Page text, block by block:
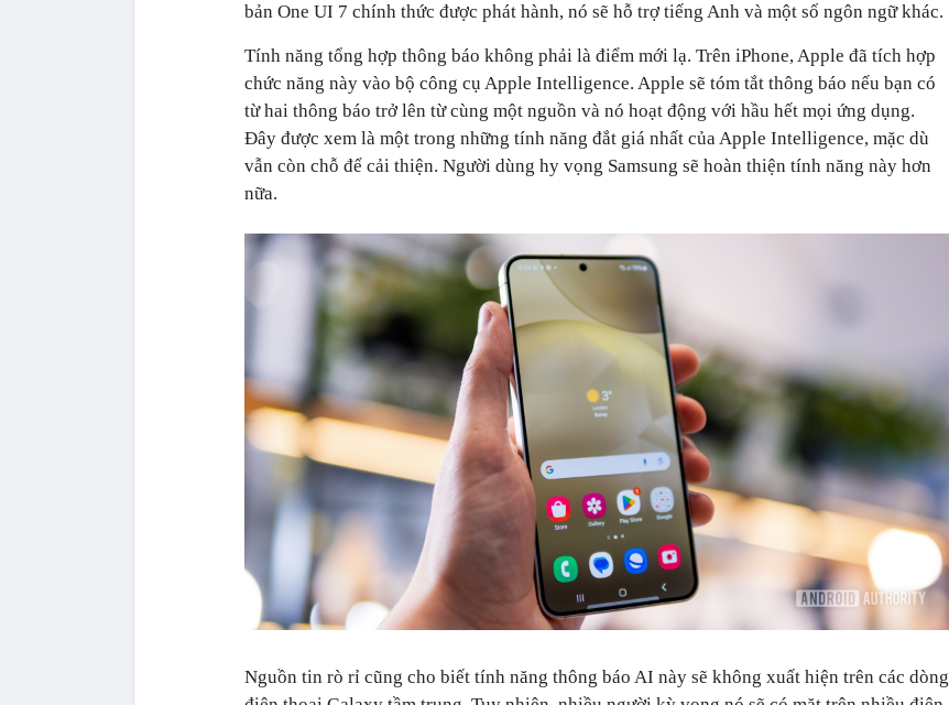
bản One UI 7 chính thức được phát hành, nó sẽ hỗ trợ tiếng Anh và một số ngôn ngữ khác.
Tính năng tổng hợp thông báo không phải là điểm mới lạ. Trên iPhone, Apple đã tích hợp
chức năng này vào bộ công cụ Apple Intelligence. Apple sẽ tóm tắt thông báo nếu bạn có
từ hai thông báo trở lên từ cùng một nguồn và nó hoạt động với hầu hết mọi ứng dụng.
Đây được xem là một trong những tính năng đắt giá nhất của Apple Intelligence, mặc dù
vẫn còn chỗ để cải thiện. Người dùng hy vọng Samsung sẽ hoàn thiện tính năng này hơn
nữa.
Nguồn tin rò rỉ cũng cho biết tính năng thông báo AI này sẽ không xuất hiện trên các dòng